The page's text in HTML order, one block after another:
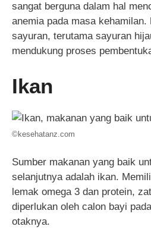
sangat berguna dalam hal
anemia pada masa kehamilan.
sayuran, terutama sayuran
mendukung proses
Ikan
©kesehatanz.com
Sumber makanan yang baik
selanjutnya adalah ikan.
lemak omega 3 dan protein,
diperlukan oleh calon bayi
otaknya.